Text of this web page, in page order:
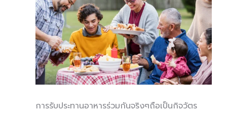
การรับประทานอาหารร่วมกันจริงๆถือเป็นกิจวัตร